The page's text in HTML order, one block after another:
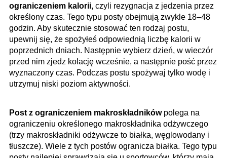
ograniczeniem kalorii, czyli rezygnacja z jedzenia przez
określony czas. Tego typu posty obejmują zwykle 18–48
godzin. Aby skutecznie stosować ten rodzaj postu,
upewnij się, że spożyłeś odpowiednią liczbę kalorii w
poprzednich dniach. Następnie wybierz dzień, w wieczór
przed nim zjedz kolację wcześnie, a następnie pość przez
wyznaczony czas. Podczas postu spożywaj tylko wodę i
utrzymuj niski poziom aktywności.
Post z ograniczeniem makro­składnikówpolega na
ograniczeniu określonego makroskładnika odżywczego
(trzy makroskładniki odżywcze to białka, węglowodany i
tłuszcze). Wiele z tych postów ogranicza białka. Tego typu